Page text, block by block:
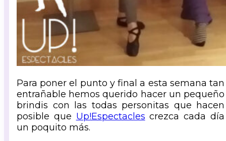
Para poner el punto y final a esta semana tan
entrañable hemos querido hacer un pequeño
brindis con las todas personitas que hacen
posible que Up!Espectacles crezca cada día
un poquito más.